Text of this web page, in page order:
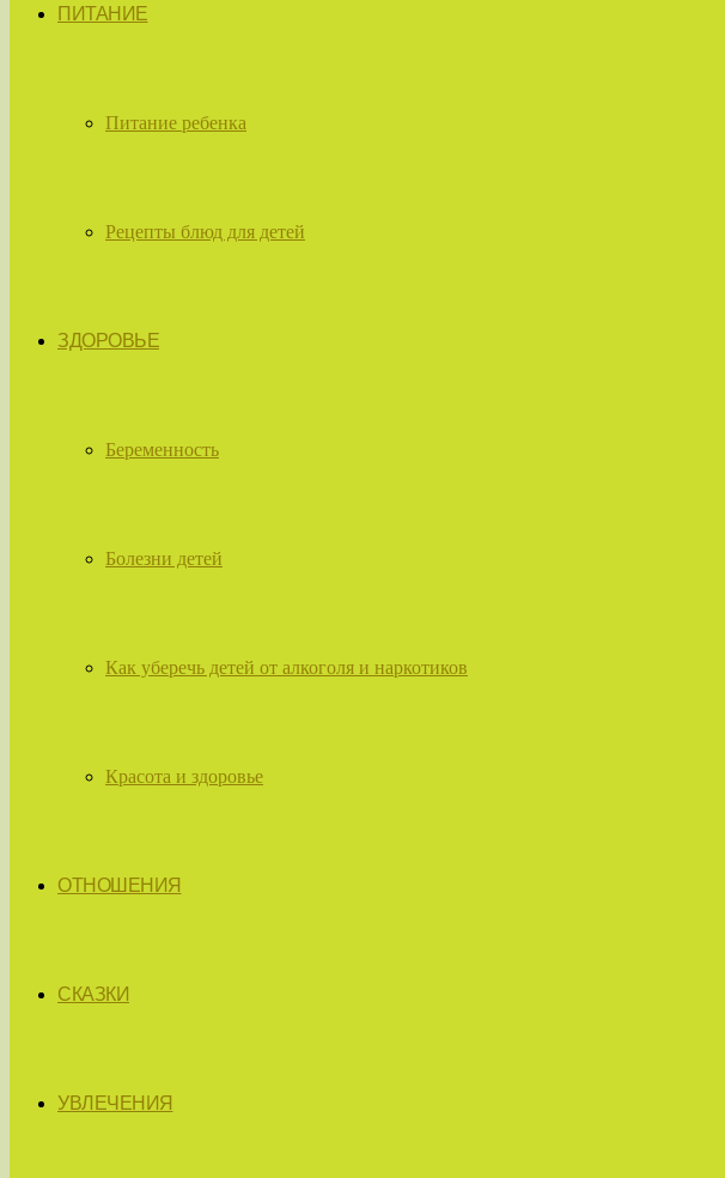
ПИТАНИЕ
Питание ребенка
Рецепты блюд для детей
ЗДОРОВЬЕ
Беременность
Болезни детей
Как уберечь детей от алкоголя и наркотиков
Красота и здоровье
ОТНОШЕНИЯ
СКАЗКИ
УВЛЕЧЕНИЯ